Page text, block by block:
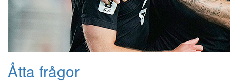
Åtta frågor